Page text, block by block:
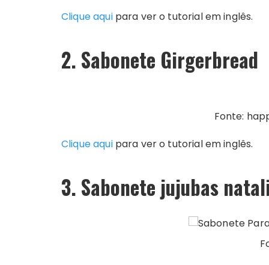
Clique aquipara ver o tutorial em inglês.
2. Sabonete Girgerbread
Fonte:
Clique aquipara ver o tutorial em inglês.
3. Sabonete jujubas